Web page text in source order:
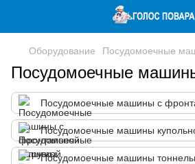
Оборудование Посудомоечные
Посудомоечные
Посудомоечные машины с
Посудомоечные машины
Посудомоечные машины